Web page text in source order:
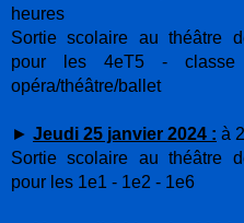
heures
Sortie scolaire au théâtre
pour les 4eT5 - classe
opéra/théâtre/ballet
► Jeudi 25 janvier 2024 : à
Sortie scolaire au théâtre
pour les 1e1 - 1e2 - 1e6